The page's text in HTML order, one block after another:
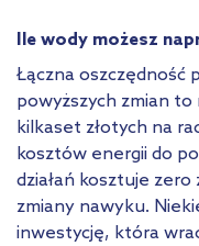
Ile wody możesz
Łączna oszczędność
powyższych zmian to
kilkaset złotych na
kosztów energii do
działań kosztuje zero
zmiany nawyku.
inwestycję, która